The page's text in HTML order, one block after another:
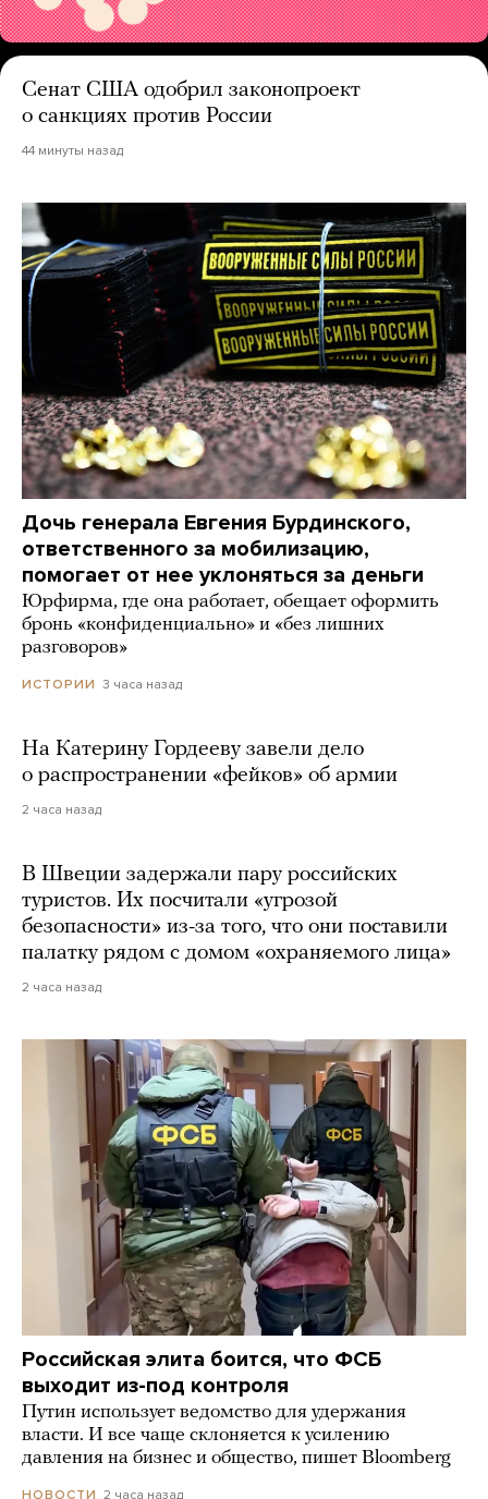
Сенат США одобрил законопроект
о санкциях против России
44 минуты назад
Дочь генерала Евгения Бурдинского,
ответственного за мобилизацию,
помогает от нее уклоняться за деньги
Юрфирма, где она работает, обещает оформить
бронь «конфиденциально» и «без лишних
разговоров»
ИСТОРИИ 3 часа назад
На Катерину Гордееву завели дело
о распространении «фейков» об армии
2 часа назад
В Швеции задержали пару российских
туристов. Их посчитали «угрозой
безопасности» из-за того, что они поставили
палатку рядом с домом «охраняемого лица»
2 часа назад
Российская элита боится, что ФСБ
выходит из-под контроля
Путин использует ведомство для удержания
власти. И все чаще склоняется к усилению
давления на бизнес и общество, пишет Bloomberg
НОВОСТИ 2 часа назад